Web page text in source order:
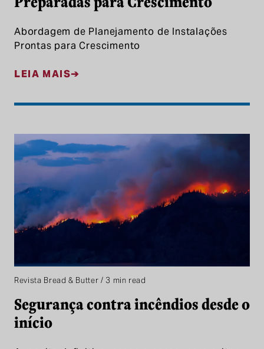
Abordagem de Planejamento de Instalações
Prontas para Crescimento
LEIA MAIS
Revista Bread & Butter / 3 min read
Segurança contra incêndios desde o
início